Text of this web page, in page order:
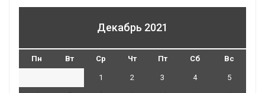
Декабрь 2021
Пн Вт Ср Чт Пт Сб Вс
1 2 3 4 5